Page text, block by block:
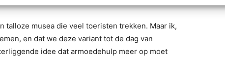
talloze musea die veel toeristen trekken. Maar ik,
en dat we deze variant tot de dag van
idee dat armoedehulp meer op moet